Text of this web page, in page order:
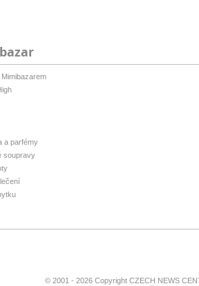
a parfémy
soupravy
© 2001 - 2026 Copyright CZECH NEWS